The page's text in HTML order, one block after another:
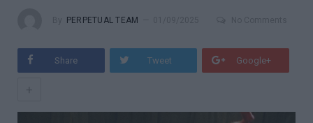
PERPETUAL TEAM
Share Tweet Google+